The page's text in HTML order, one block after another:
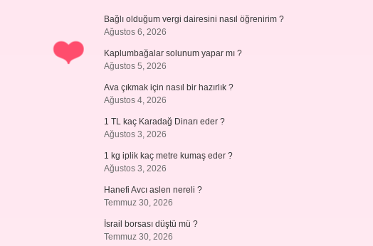
Bağlı olduğum vergi dairesini nasıl öğrenirim ?
Ağustos 6, 2026
Kaplumbağalar solunum yapar mı ?
Ağustos 5, 2026
Ava çıkmak için nasıl bir hazırlık ?
Ağustos 4, 2026
1 TL kaç Karadağ Dinarı eder ?
Ağustos 3, 2026
1 kg iplik kaç metre kumaş eder ?
Ağustos 3, 2026
Hanefi Avcı aslen nereli ?
Temmuz 30, 2026
İsrail borsası düştü mü ?
Temmuz 30, 2026